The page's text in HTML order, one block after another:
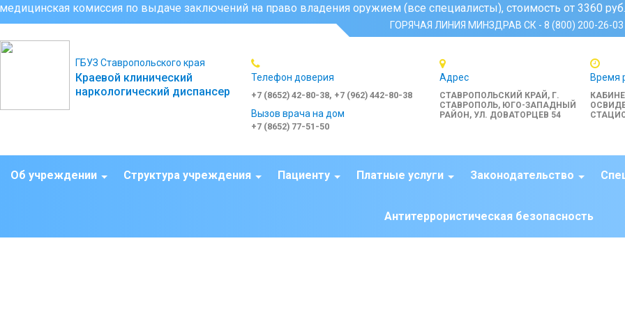
по выдаче заключений на право владения оружием (все специалисты), стоимость от 3360 руб., время работы
ГОРЯЧАЯ ЛИНИЯ МИНЗДРАВ СК - 8 (800) 200-26-03
ГБУЗ Ставропольского края
Краевой клинический
наркологический диспансер
Телефон доверия
+7 (8652) 42-80-38, +7 (962) 442-80-38
Вызов врача на дом
+7 (8652) 77-51-50
Адрес
СТАВРОПОЛЬСКИЙ КРАЙ, Г.
СТАВРОПОЛЬ, ЮГО-ЗАПАДНЫЙ
РАЙОН, УЛ. ДОВАТОРЦЕВ 54
Время
Об учреждении Структура учреждения Пациенту Платные услуги Законодательство
Антитеррористическая безопасность